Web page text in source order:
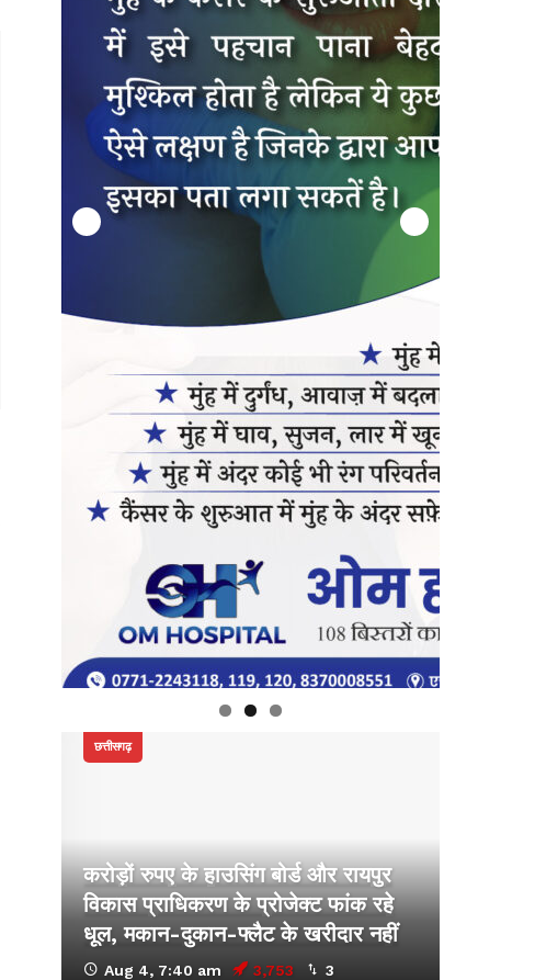
छत्तीसगढ़
करोड़ों रुपए के हाउसिंग बोर्ड और रायपुर
विकास प्राधिकरण के प्रोजेक्ट फांक रहे
धूल, मकान-दुकान-फ्लैट के खरीदार नहीं
Aug 4, 7:40 am 3,753 3